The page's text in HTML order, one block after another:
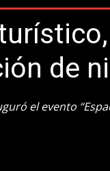
de
el evento